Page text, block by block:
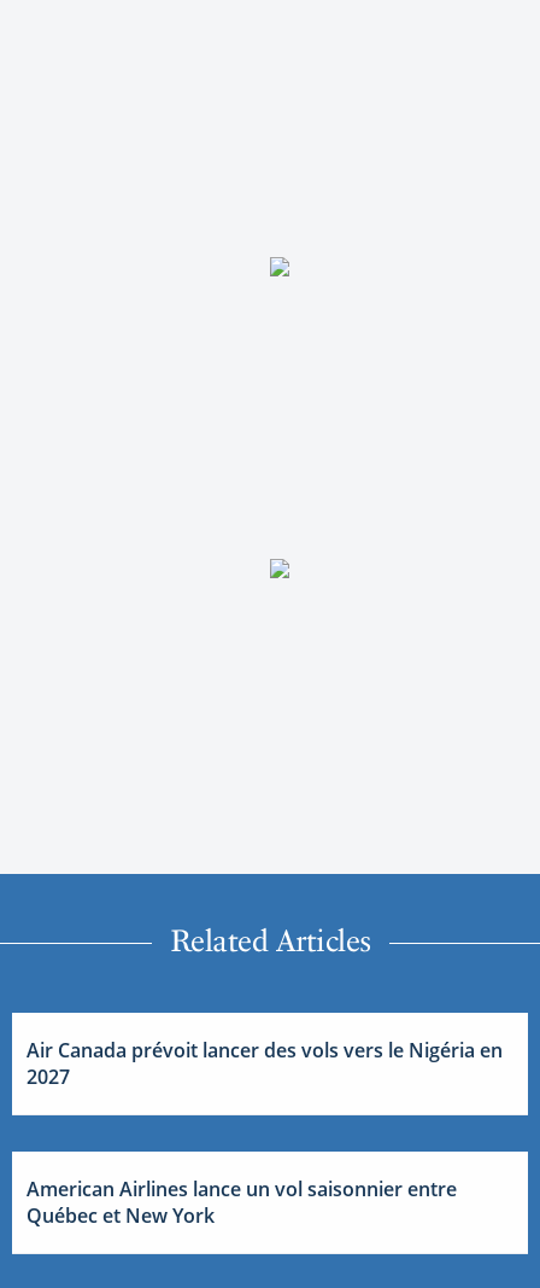
Related Articles
Air Canada prévoit lancer des vols vers le Nigéria en
2027
American Airlines lance un vol saisonnier entre
Québec et New York